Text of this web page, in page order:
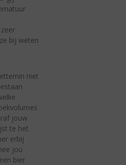
bij weten
niet
jouw
te het
erbij
jou
bier